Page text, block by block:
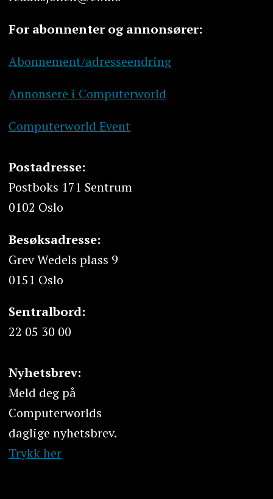
For abonnenter og annonsører:
Abonnement/adresseendring
Annonsere i Computerworld
Computerworld Event
Postadresse:
Postboks 171 Sentrum
0102 Oslo
Besøksadresse:
Grev Wedels plass 9
0151 Oslo
Sentralbord:
22 05 30 00
Nyhetsbrev:
Meld deg på
Computerworlds
daglige nyhetsbrev.
Trykk her